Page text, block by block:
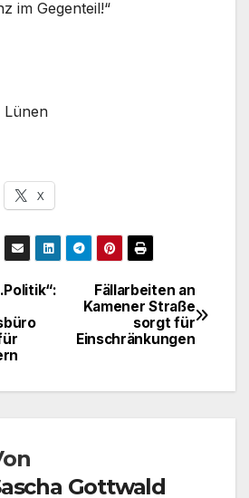
im Gegenteil!“
Lünen
X
Fällarbeiten an
Kamener Straße
sorgt für
Einschränkungen
Gottwald